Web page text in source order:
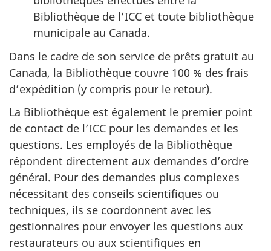
Bibliothèque de l’ICC et toute bibliothèque
municipale au Canada.
Dans le cadre de son service de prêts gratuit au
Canada, la Bibliothèque couvre 100 % des frais
d’expédition (y compris pour le retour).
La Bibliothèque est également le premier point
de contact de l’ICC pour les demandes et les
questions. Les employés de la Bibliothèque
répondent directement aux demandes d’ordre
général. Pour des demandes plus complexes
nécessitant des conseils scientifiques ou
techniques, ils se coordonnent avec les
gestionnaires pour envoyer les questions aux
restaurateurs ou aux scientifiques en